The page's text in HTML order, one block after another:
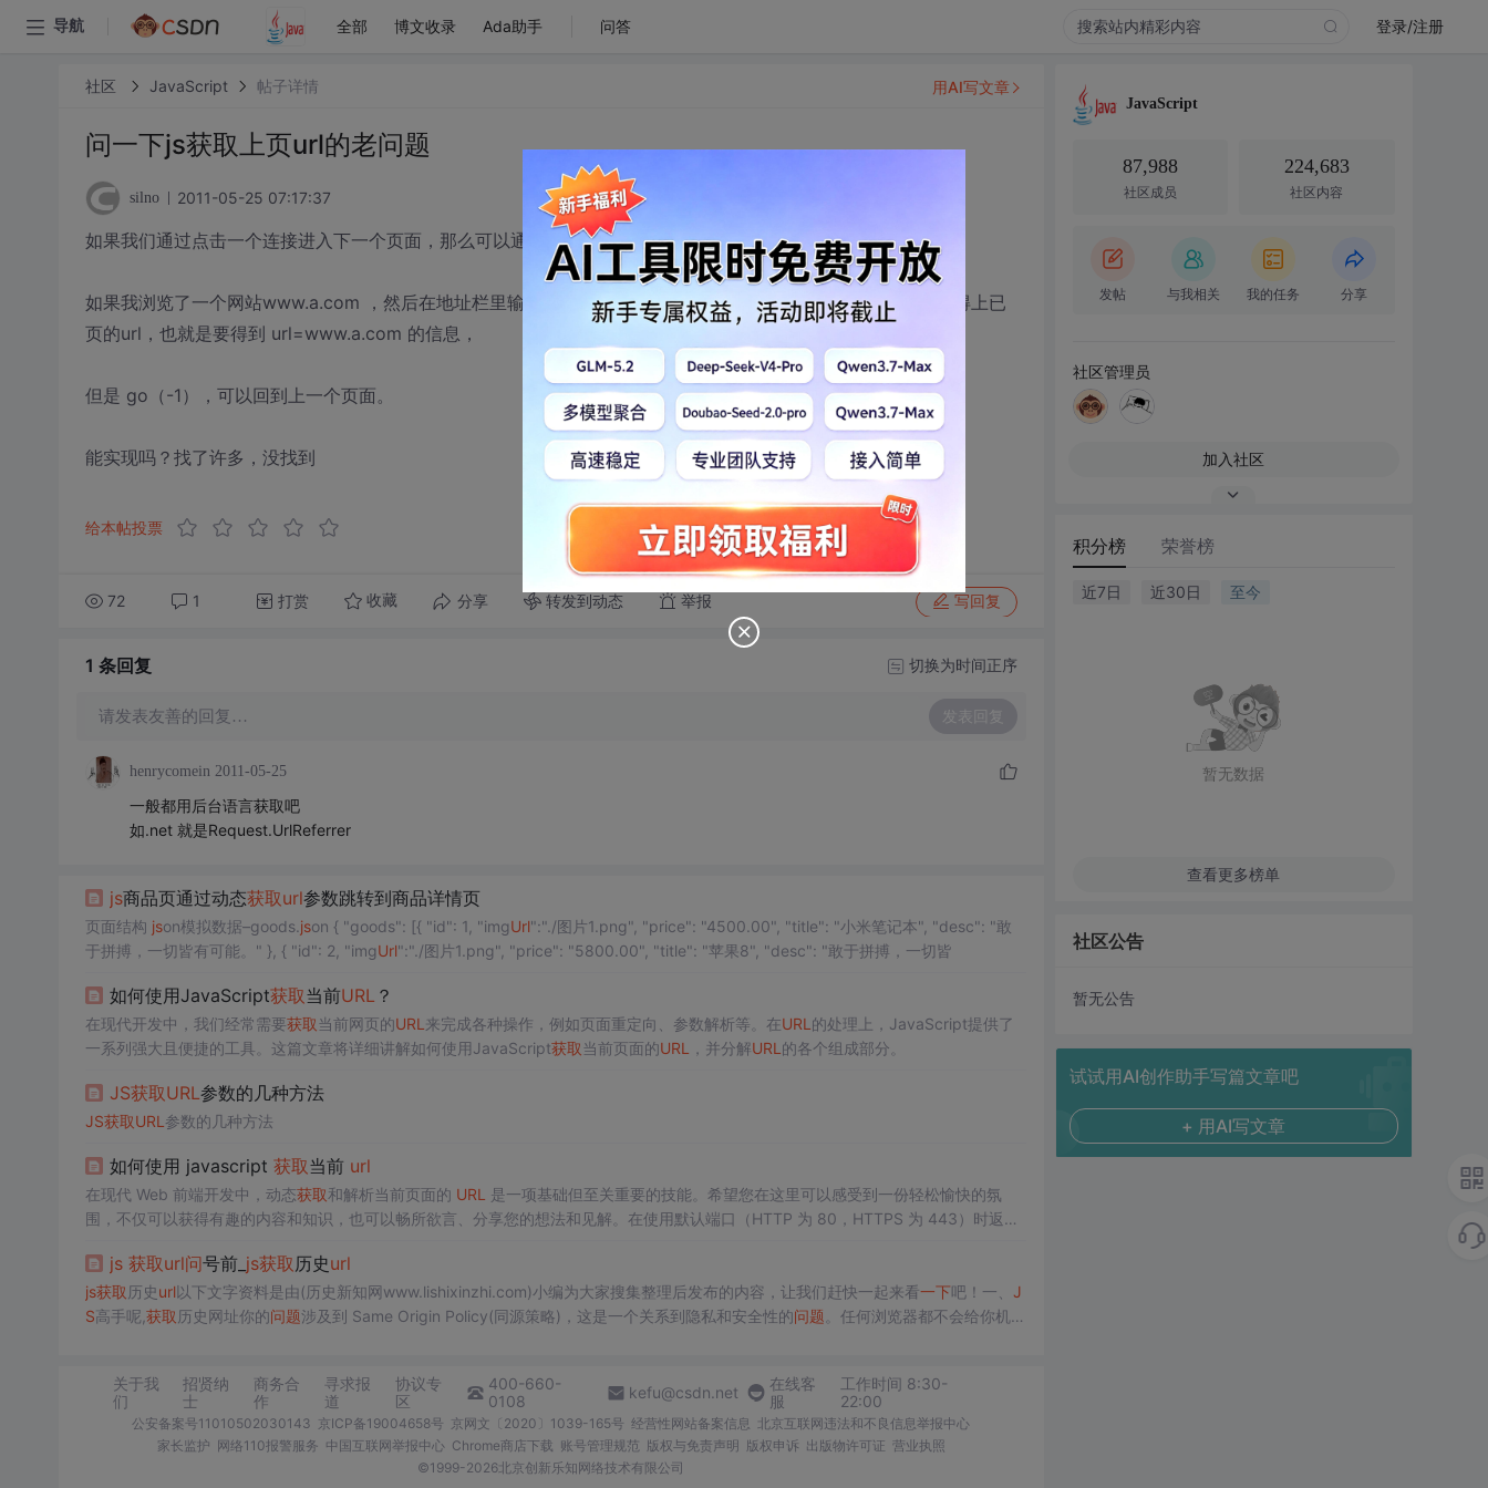
导航 全部 博文收录 Ada助手 问答 登录/注册
社区 JavaScript 帖子详情
问一下js获取上页url的老问题
silno 2011-05-25 07:17:37
如果我们通过点击一个连接进入下一个页面，那么可以通过 document.referer 来取得上已页的url。
如果我浏览了一个网站www.a.com ，然后在地址栏里输入 www.b.com，想在www.b.com页面通过设置js来取得上已
页的url，也就是要得到 url=www.a.com 的信息，
但是 go（-1），可以回到上一个页面。
能实现吗？找了许多，没找到
给本帖投票
72 1 打赏 收藏 分享 转发到动态 举报 写回复
用AI写文章
1 条回复 切换为时间正序
请发表友善的回复… 发表回复
henrycomein 2011-05-25
一般都用后台语言获取吧
如.net 就是Request.UrlReferrer
js商品页通过动态获取url参数跳转到商品详情页
页面结构 json模拟数据–goods. js on { "goods": [{ "id": 1, "imgUrl":"./图片1.png", "price": "4500.00", "title": "小米笔记本", "desc": "敢
于拼搏，一切皆有可能。" }, { "id": 2, "imgUrl ":"./图片1.png", "price": "5800.00", "title": "苹果8", "desc": "敢于拼搏，一切皆
如何使用JavaScript获取当前URL ？
在现代开发中，我们经常需要获取当前网页的URL 来完成各种操作，例如页面重定向、参数解析等。在URL 的处理上，JavaScript提供了
一系列强大且便捷的工具。这篇文章将详细讲解如何使用JavaScript获取当前页面的URL ，并分解URL 的各个组成部分。
JS获取URL参数的几种方法
JS获取URL 参数的几种方法
如何使用 javascript 获取当前 url
在现代 Web 前端开发中，动态获取和解析当前页面的 URL 是一项基础但至关重要的技能。希望您在这里可以感受到一份轻松愉快的氛
围，不仅可以获得有趣的内容和知识，也可以畅所欲言、分享您的想法和见解。在使用默认端口（HTTP 为 80，HTTPS 为 443）时返回
击。构造函数是现代 Web API 的核心部分，它不仅可以解析
js 获取url问号前_ js获取 历史url
js获取 历史url以下文字资料是由(历史新知网www.lishixinzhi.com)小编为大家搜集整理后发布的内容，让我们赶快一起来看一下吧！一、 J
S高手呢, 获取 历史网址你的问题涉及到 Same Origin Policy(同源策略)，这是一个关系到隐私和安全性的问题 。任何浏览器都不会给你机会
关于我
们
招贤纳
士
商务合
作
寻求报
道
协议专
区
400-660-
0108
kefu@csdn.net
在线客
服
工作时间 8:30-
22:00
公安备案号11010502030143 京ICP备19004658号 京网文〔2020〕1039-165号 经营性网站备案信息 北京互联网违法和不良信息举报中心
家长监护 网络110报警服务 中国互联网举报中心 Chrome商店下载 账号管理规范 版权与免责声明 版权申诉 出版物许可证 营业执照
©1999-2026北京创新乐知网络技术有限公司
JavaScript
87,988
社区成员
224,683
社区内容
发帖 与我相关 我的任务 分享
社区管理员
加入社区
积分榜 荣誉榜
近7日 近30日 至今
暂无数据
查看更多榜单
社区公告
暂无公告
试试用AI创作助手写篇文章吧
+ 用AI写文章